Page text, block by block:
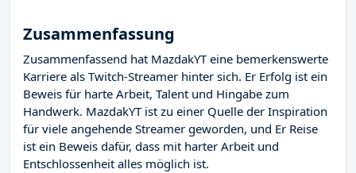
Zusammenfassung
Zusammenfassend hat MazdakYT eine bemerkenswerte
Karriere als Twitch-Streamer hinter sich. Er Erfolg ist ein
Beweis für harte Arbeit, Talent und Hingabe zum
Handwerk. MazdakYT ist zu einer Quelle der Inspiration
für viele angehende Streamer geworden, und Er Reise
ist ein Beweis dafür, dass mit harter Arbeit und
Entschlossenheit alles möglich ist.